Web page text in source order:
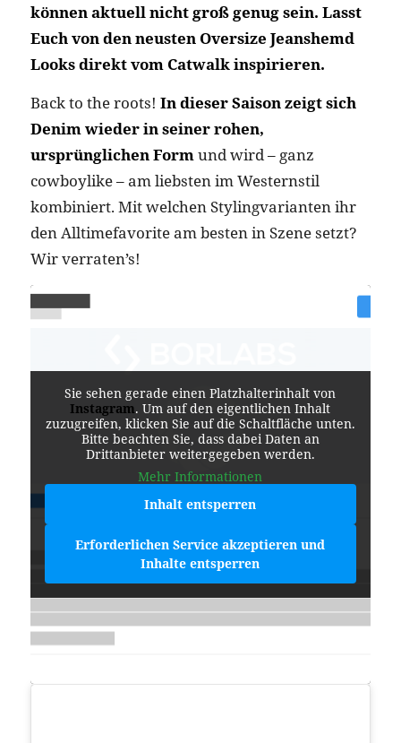
können aktuell nicht groß genug sein. Lasst
Euch von den neusten Oversize Jeanshemd
Looks direkt vom Catwalk inspirieren.
Back to the roots! In dieser Saison zeigt sich
Denim wieder in seiner rohen,
ursprünglichen Formund wird – ganz
cowboylike – am liebsten im Westernstil
kombiniert. Mit welchen Stylingvarianten ihr
den Alltimefavorite am besten in Szene setzt?
Wir verraten’s!
Sie sehen gerade einen Platzhalterinhalt von
Instagram. Um auf den eigentlichen Inhalt
zuzugreifen, klicken Sie auf die Schaltfläche unten.
Bitte beachten Sie, dass dabei Daten an
Drittanbieter weitergegeben werden.
Mehr Informationen
Inhalt entsperren
Erforderlichen Service akzeptieren und
Inhalte entsperren